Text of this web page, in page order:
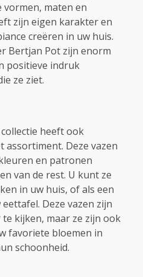
vormen, maten en
zijn eigen karakter en
creëren in uw huis.
Bertjan Pot zijn enorm
positieve indruk
ze ziet.
heeft ook
assortiment. Deze vazen
en patronen
van de rest. U kunt ze
in uw huis, of als een
Deze vazen zijn
kijken, maar ze zijn ook
favoriete bloemen in
schoonheid.